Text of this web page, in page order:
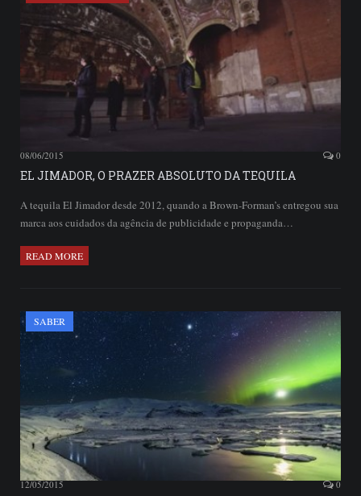
08/06/2015 0
EL JIMADOR, O PRAZER ABSOLUTO DA TEQUILA
A tequila El Jimador desde 2012, quando a Brown-Forman’s entregou sua
marca aos cuidados da agência de publicidade e propaganda…
READ MORE
SABER
12/05/2015 0